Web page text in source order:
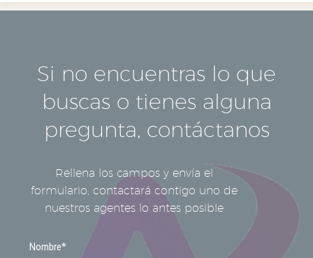
Si no encuentras lo que
buscas o tienes alguna
pregunta, contáctanos
Rellena los campos y envía el
formulario, contactará contigo uno de
nuestros agentes lo antes posible